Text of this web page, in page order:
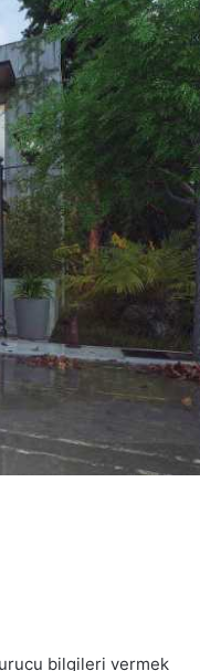
bilgileri vermek